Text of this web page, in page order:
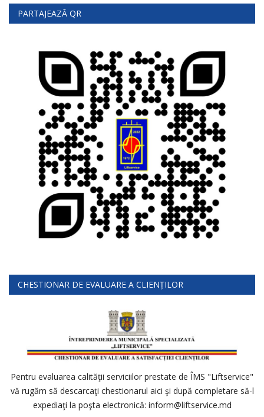
PARTAJEAZĂ QR
CHESTIONAR DE EVALUARE A CLIENȚILOR
Pentru evaluarea calităţii serviciilor prestate de ÎMS "Liftservice"
vă rugăm să descarcaţi chestionarul aici şi după completare să-l
expediaţi la poşta electronică: inform@liftservice.md